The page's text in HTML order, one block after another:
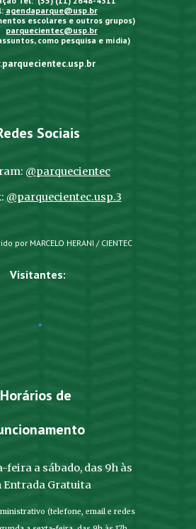
agendaparque@usp.br
escolares e outros grupos)
parquecientec@usp.br
como pesquisa e mídia)
Sociais
@parquecientec
@parquecientec.usp.3
por MARCELO HERANI / CIENTEC
Visitantes:
Horários de
feira a sábado, das 9h às
Entrada Gratuita
(telefone, email e redes